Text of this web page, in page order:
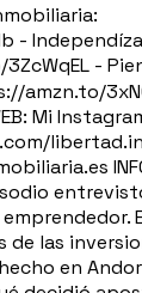
-
-
Mi
de las
en